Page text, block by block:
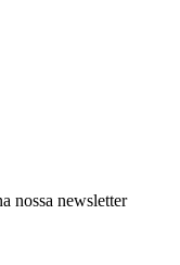
nossa newsletter